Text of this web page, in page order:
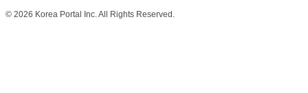
© 2026 Korea Portal Inc. All Rights Reserved.